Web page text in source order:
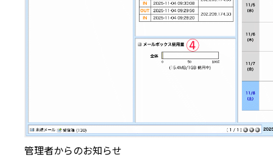
管理者からのお知らせ